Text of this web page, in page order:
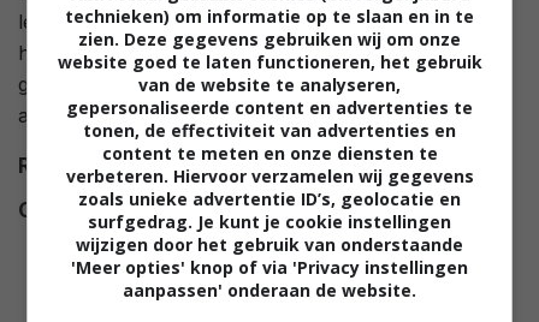
leven neemt een radicale wending wanneer ze op het
huwelijksfeest van haar zus Lily volledig door het lint
gaat. Ze wordt vervolgens veroordeeld tot een
afkickkuur van 28 dagen in een ontwenningskliniek.
Regie Betty Thomas.
Cast
Sandra Bullock, Viggo
Mortensen,Elizabeth Perkins,
Margo Martindale, Steve
Buscemi,Diane Ladd,Reni
technieken) om informatie op te slaan en in te
zien. Deze gegevens gebruiken wij om onze
website goed te laten functioneren, het gebruik
van de website te analyseren,
gepersonaliseerde content en advertenties te
tonen, de effectiviteit van advertenties en
content te meten en onze diensten te
verbeteren. Hiervoor verzamelen wij gegevens
zoals unieke advertentie ID’s, geolocatie en
surfgedrag. Je kunt je cookie instellingen
wijzigen door het gebruik van onderstaande
'Meer opties' knop of via 'Privacy instellingen
aanpassen' onderaan de website.